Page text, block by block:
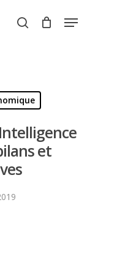
search
Menu
et